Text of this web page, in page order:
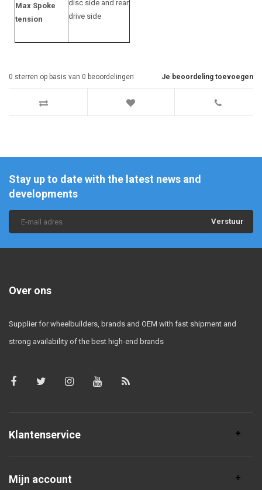
Max Spoke
tension
disc side and rear
drive side
Je beoordeling toevoegen
0 sterren op basis van 0 beoordelingen
Stay up to date with the latest news and
developments
Verstuur
Over ons
Supplier for wheelbuilders, brands and OEM with fast shipment and
strong availability of the best high-end brands
Klantenservice
Mijn account